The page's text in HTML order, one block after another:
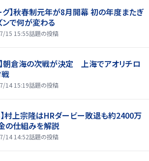
グ】秋春制元年が8月開幕 初の年度またぎ
ンで何が変わる
15 15:55話題の投稿
】朝倉海の次戦が決定 上海でアオリチロ
戦
14 15:19話題の投稿
】村上宗隆はHRダービー敗退も約2400万
の仕組みを解説
14 14:52話題の投稿